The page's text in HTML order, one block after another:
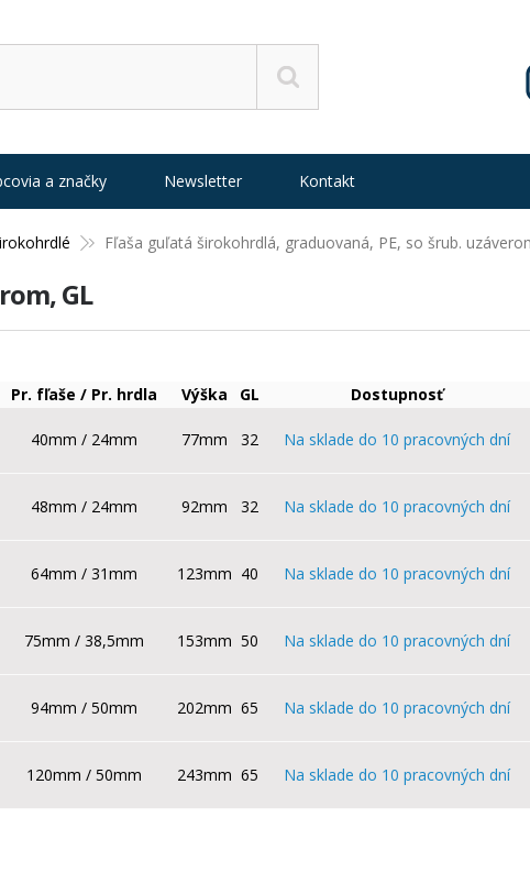
Fľaša guľatá širokohrdlá, graduovaná, PE, so šrub.
GL
Pr. fľaše / Pr. hrdla Výška GL Dostupnosť
40mm / 24mm 77mm 32 Na sklade do 10 pracovných dní
48mm / 24mm 92mm 32 Na sklade do 10 pracovných dní
64mm / 31mm 123mm 40 Na sklade do 10 pracovných dní
75mm / 38,5mm 153mm 50 Na sklade do 10 pracovných dní
94mm / 50mm 202mm 65 Na sklade do 10 pracovných dní
120mm / 50mm 243mm 65 Na sklade do 10 pracovných dní
a značky Newsletter Kontakt